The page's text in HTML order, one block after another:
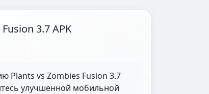
3.7 APK
Plants vs Zombies Fusion 3.7
улучшенной мобильной